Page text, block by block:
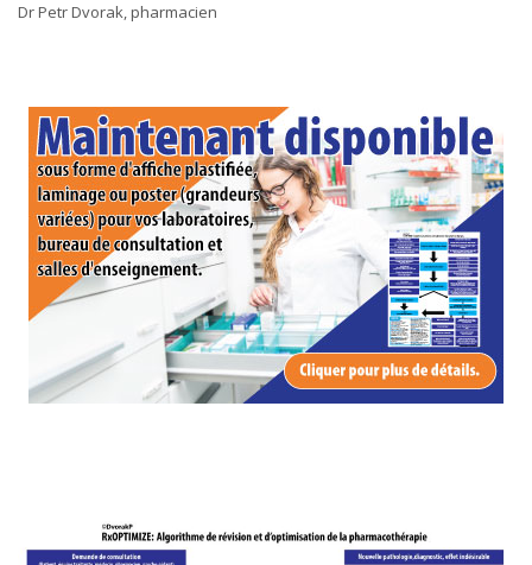
Dr Petr Dvorak, pharmacien